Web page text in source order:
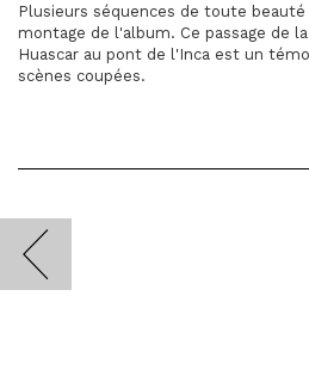
Plusieurs séquences de toute
montage de l'album. Ce passage de
Huascar au pont de l'Inca est un
scènes coupées.